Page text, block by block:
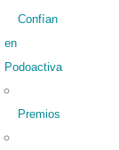
Confían
en
Podoactiva
Premios